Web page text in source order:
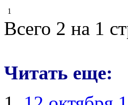
1
Всего 2 на 1
Читать еще: